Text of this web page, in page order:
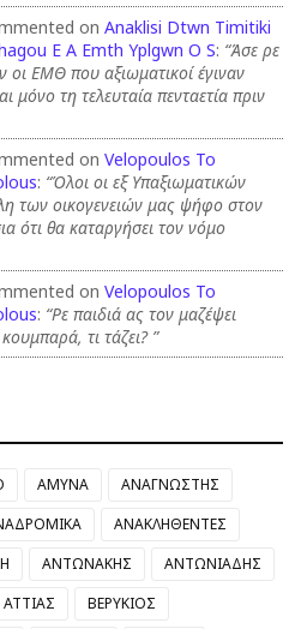
on Anaklisi Dtwn Timitiki
E A Emth Yplgwn O S: “Άσε ρε
ΕΜΘ που αξιωματικοί έγιναν
μόνο τη τελευταία πενταετία πριν
on Velopoulos To
: “Όλοι οι εξ Υπαξιωματικών
των οικογενειών μας ψήφο στον
ότι θα καταργήσει τον νόμο
on Velopoulos To
: “Ρε παιδιά ας τον μαζέψει
τι τάζει? ”
ΑΜΥΝΑ
ΑΝΑΓΝΩΣΤΗΣ
ΑΝΑΚΛΗΘΕΝΤΕΣ
ΑΝΤΩΝΑΚΗΣ
ΑΝΤΩΝΙΑΔΗΣ
ΑΤΤΙΑΣ
ΒΕΡΥΚΙΟΣ